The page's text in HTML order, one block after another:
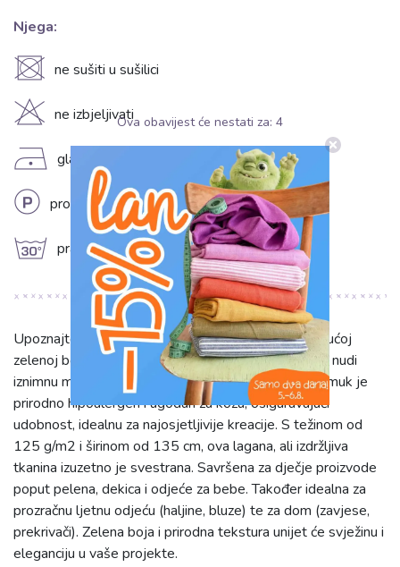
Njega:
U ne sušiti u sušilici
H ne izbjeljivati
D glačati na niskoj temperaturi (110°C)
L profesionalno kemijsko čišćenje
g prati na 30°C
Upoznajte Tetra Tkaninu/Muslin pickle u osvježavajućoj
zelenoj boji. Ova jednobojna tkanina, 100% pamuk, nudi
iznimnu mekoću, prozračnost i nježnost na dodir. Pamuk je
prirodno hipoalergen i ugodan za kožu, osiguravajući
udobnost, idealnu za najosjetljivije kreacije. S težinom od
125 g/m2 i širinom od 135 cm, ova lagana, ali izdržljiva
tkanina izuzetno je svestrana. Savršena za dječje proizvode
poput pelena, dekica i odjeće za bebe. Također idealna za
prozračnu ljetnu odjeću (haljine, bluze) te za dom (zavjese,
prekrivači). Zelena boja i prirodna tekstura unijet će svježinu i
eleganciju u vaše projekte.
Ova obavijest će nestati za: 4